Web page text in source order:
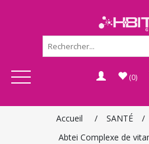
(0)
Accueil / SANTÉ /
Abtei Complexe de